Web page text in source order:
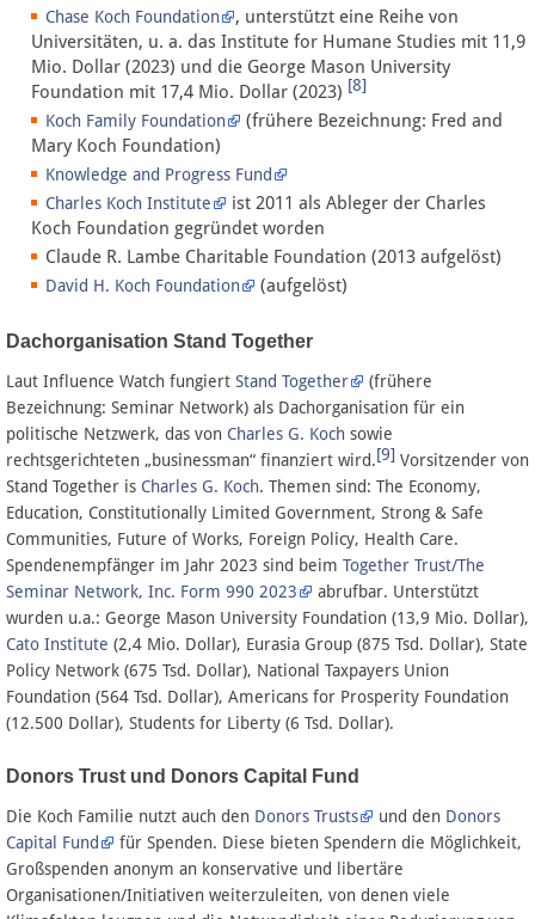
Chase Koch Foundation
, unterstützt eine Reihe von
Universitäten, u. a. das Institute for Humane Studies mit 11,9
Mio. Dollar (2023) und die George Mason University
Foundation mit 17,4 Mio. Dollar (2023) [8]
Koch Family Foundation
(frühere Bezeichnung: Fred and
Mary Koch Foundation)
Knowledge and Progress Fund
Charles Koch Institute
ist 2011 als Ableger der Charles
Koch Foundation gegründet worden
Claude R. Lambe Charitable Foundation (2013 aufgelöst)
David H. Koch Foundation (aufgelöst)
Dachorganisation Stand Together
Laut Influence Watch fungiert Stand Together
(frühere
Bezeichnung: Seminar Network) als Dachorganisation für ein
politische Netzwerk, das von Charles G. Koch sowie
rechtsgerichteten „businessman“ finanziert wird.[9] Vorsitzender von
Stand Together is Charles G. Koch. Themen sind: The Economy,
Education, Constitutionally Limited Government, Strong & Safe
Communities, Future of Works, Foreign Policy, Health Care.
Spendenempfänger im Jahr 2023 sind beim Together Trust/The
Seminar Network, Inc. Form 990 2023
abrufbar. Unterstützt
wurden u.a.: George Mason University Foundation (13,9 Mio. Dollar),
Cato Institute (2,4 Mio. Dollar), Eurasia Group (875 Tsd. Dollar), State
Policy Network (675 Tsd. Dollar), National Taxpayers Union
Foundation (564 Tsd. Dollar), Americans for Prosperity Foundation
(12.500 Dollar), Students for Liberty (6 Tsd. Dollar).
Donors Trust und Donors Capital Fund
Die Koch Familie nutzt auch den Donors Trusts und den Donors
Capital Fund
für Spenden. Diese bieten Spendern die Möglichkeit,
Großspenden anonym an konservative und libertäre
Organisationen/Initiativen weiterzuleiten, von denen viele